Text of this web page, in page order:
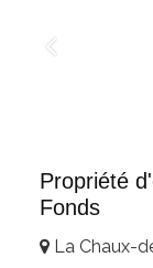
Propriété
Fonds
La Chaux-